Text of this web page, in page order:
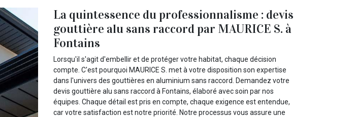
La quintessence du professionnalisme : devis
gouttière alu sans raccord par MAURICE S. à
Fontains
Lorsqu'il s'agit d'embellir et de protéger votre habitat, chaque décision
compte. C'est pourquoi MAURICE S. met à votre disposition son expertise
dans l'univers des gouttières en aluminium sans raccord. Demandez votre
devis gouttière alu sans raccord à Fontains, élaboré avec soin par nos
équipes. Chaque détail est pris en compte, chaque exigence est entendue,
car votre satisfaction est notre priorité. Notre processus vous assure une